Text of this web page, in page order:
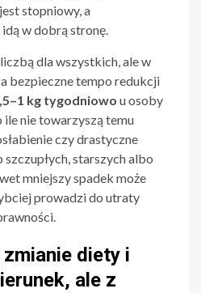
stopniowy, a
w dobrą stronę.
dla wszystkich, ale w
bezpieczne tempo redukcji
kg tygodniowo u osoby
ile nie towarzyszą temu
czy drastyczne
starszych albo
mniejszy spadek może
prowadzi do utraty
diety i
ale z